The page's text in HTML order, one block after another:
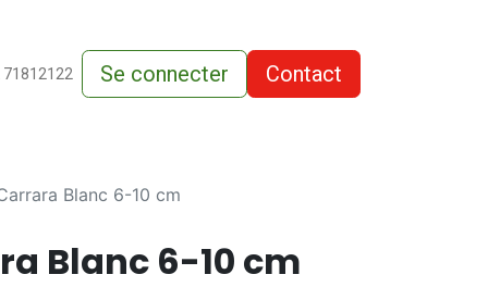
vente
71812122 Se connecter Contact
Blanc 6-10 cm
Blanc 6-10 cm